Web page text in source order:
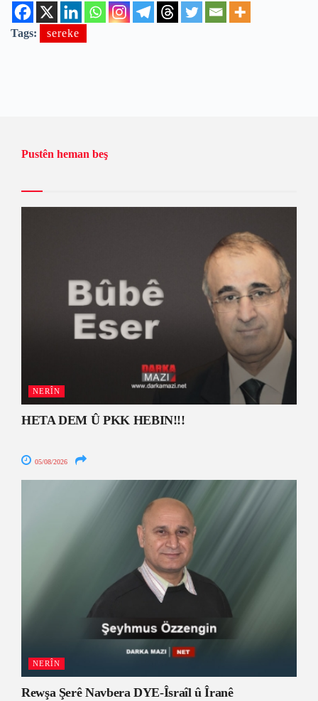
Tags: sereke
Pustên heman beş
NERÎN
HETA DEM Û PKK HEBIN!!!
05/08/2026
NERÎN
Rewşa Şerê Navbera DYE-Îsraîl û Îranê